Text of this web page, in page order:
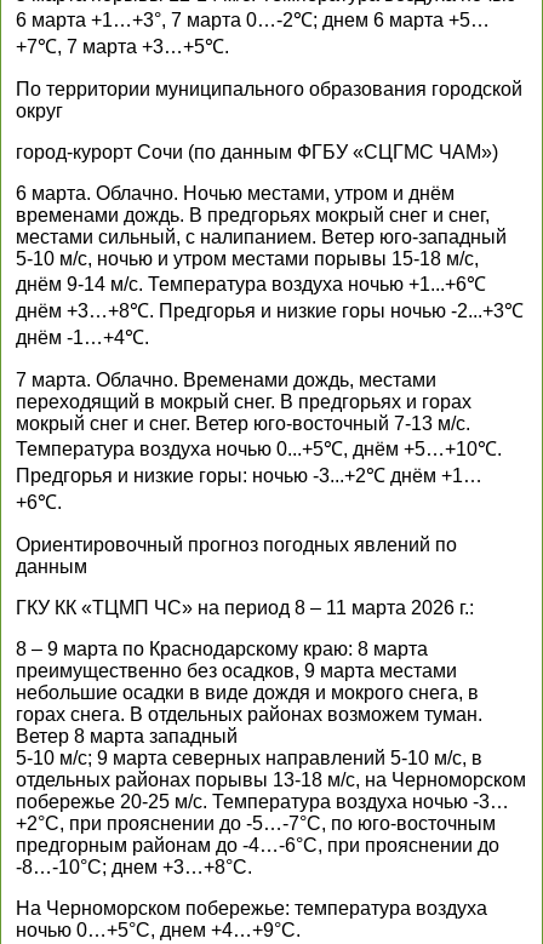
6 марта +1…+3°, 7 марта 0…-2℃; днем 6 марта +5…
+7℃, 7 марта +3…+5℃.
По территории муниципального образования городской
округ
город-курорт Сочи (по данным ФГБУ «СЦГМС ЧАМ»)
6 марта. Облачно. Ночью местами, утром и днём
временами дождь. В предгорьях мокрый снег и снег,
местами сильный, с налипанием. Ветер юго-западный
5-10 м/с, ночью и утром местами порывы 15-18 м/с,
днём 9-14 м/с. Температура воздуха ночью +1...+6℃
днём +3…+8℃. Предгорья и низкие горы ночью -2...+3℃
днём -1…+4℃.
7 марта. Облачно. Временами дождь, местами
переходящий в мокрый снег. В предгорьях и горах
мокрый снег и снег. Ветер юго-восточный 7-13 м/с.
Температура воздуха ночью 0...+5℃, днём +5…+10℃.
Предгорья и низкие горы: ночью -3...+2℃ днём +1…
+6℃.
Ориентировочный прогноз погодных явлений по
данным
ГКУ КК «ТЦМП ЧС» на период 8 – 11 марта 2026 г.:
8 – 9 марта по Краснодарскому краю: 8 марта
преимущественно без осадков, 9 марта местами
небольшие осадки в виде дождя и мокрого снега, в
горах снега. В отдельных районах возможем туман.
Ветер 8 марта западный
5-10 м/с; 9 марта северных направлений 5-10 м/с, в
отдельных районах порывы 13-18 м/с, на Черноморском
побережье 20-25 м/с. Температура воздуха ночью -3…
+2°С, при прояснении до -5…-7°С, по юго-восточным
предгорным районам до -4…-6°С, при прояснении до
-8…-10°С; днем +3…+8°С.
На Черноморском побережье: температура воздуха
ночью 0…+5°С, днем +4…+9°С.